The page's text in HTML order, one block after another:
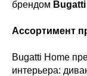
брендом
Ассортимент
Bugatti Home
интерьера: